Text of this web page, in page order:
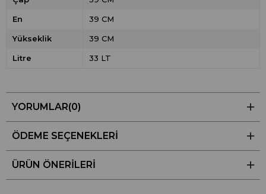
En 39 CM
Yükseklik 39 CM
Litre 33 LT
YORUMLAR(0)
ÖDEME SEÇENEKLERI
ÜRÜN ÖNERILERI